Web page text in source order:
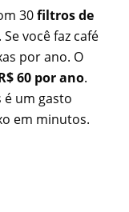
30filtros de
você faz café
por ano. O
60 por ano.
um gasto
em minutos.